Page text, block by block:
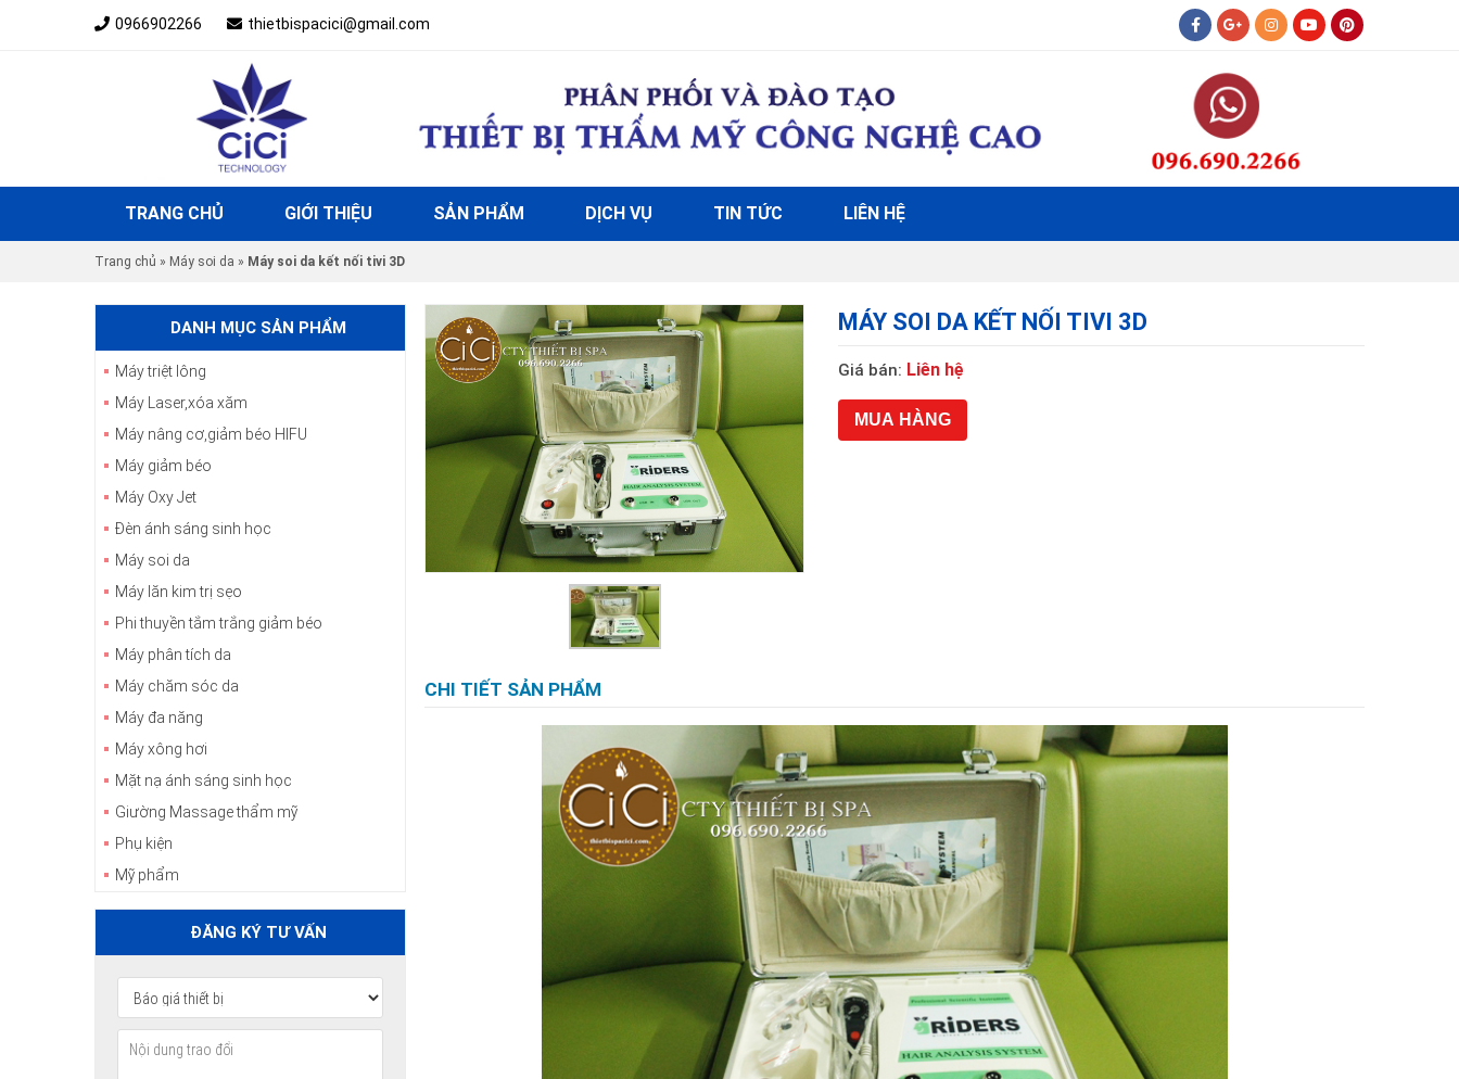
0966902266 thietbispacici@gmail.com
TRANG CHỦ GIỚI THIỆU SẢN PHẨM DỊCH VỤ TIN TỨC LIÊN HỆ
Trang chủ » Máy soi da » Máy soi da kết nối tivi 3D
MÁY SOI DA KẾT NỐI TIVI 3D
Giá bán: Liên hệ
MUA HÀNG
CHI TIẾT SẢN PHẨM
DANH MỤC SẢN PHẨM
Máy triệt lông
Máy Laser,xóa xăm
Máy nâng cơ,giảm béo HIFU
Máy giảm béo
Máy Oxy Jet
Đèn ánh sáng sinh học
Máy soi da
Máy lăn kim trị sẹo
Phi thuyền tắm trắng giảm béo
Máy phân tích da
Máy chăm sóc da
Máy đa năng
Máy xông hơi
Mặt nạ ánh sáng sinh học
Giường Massage thẩm mỹ
Phụ kiện
Mỹ phẩm
ĐĂNG KÝ TƯ VẤN